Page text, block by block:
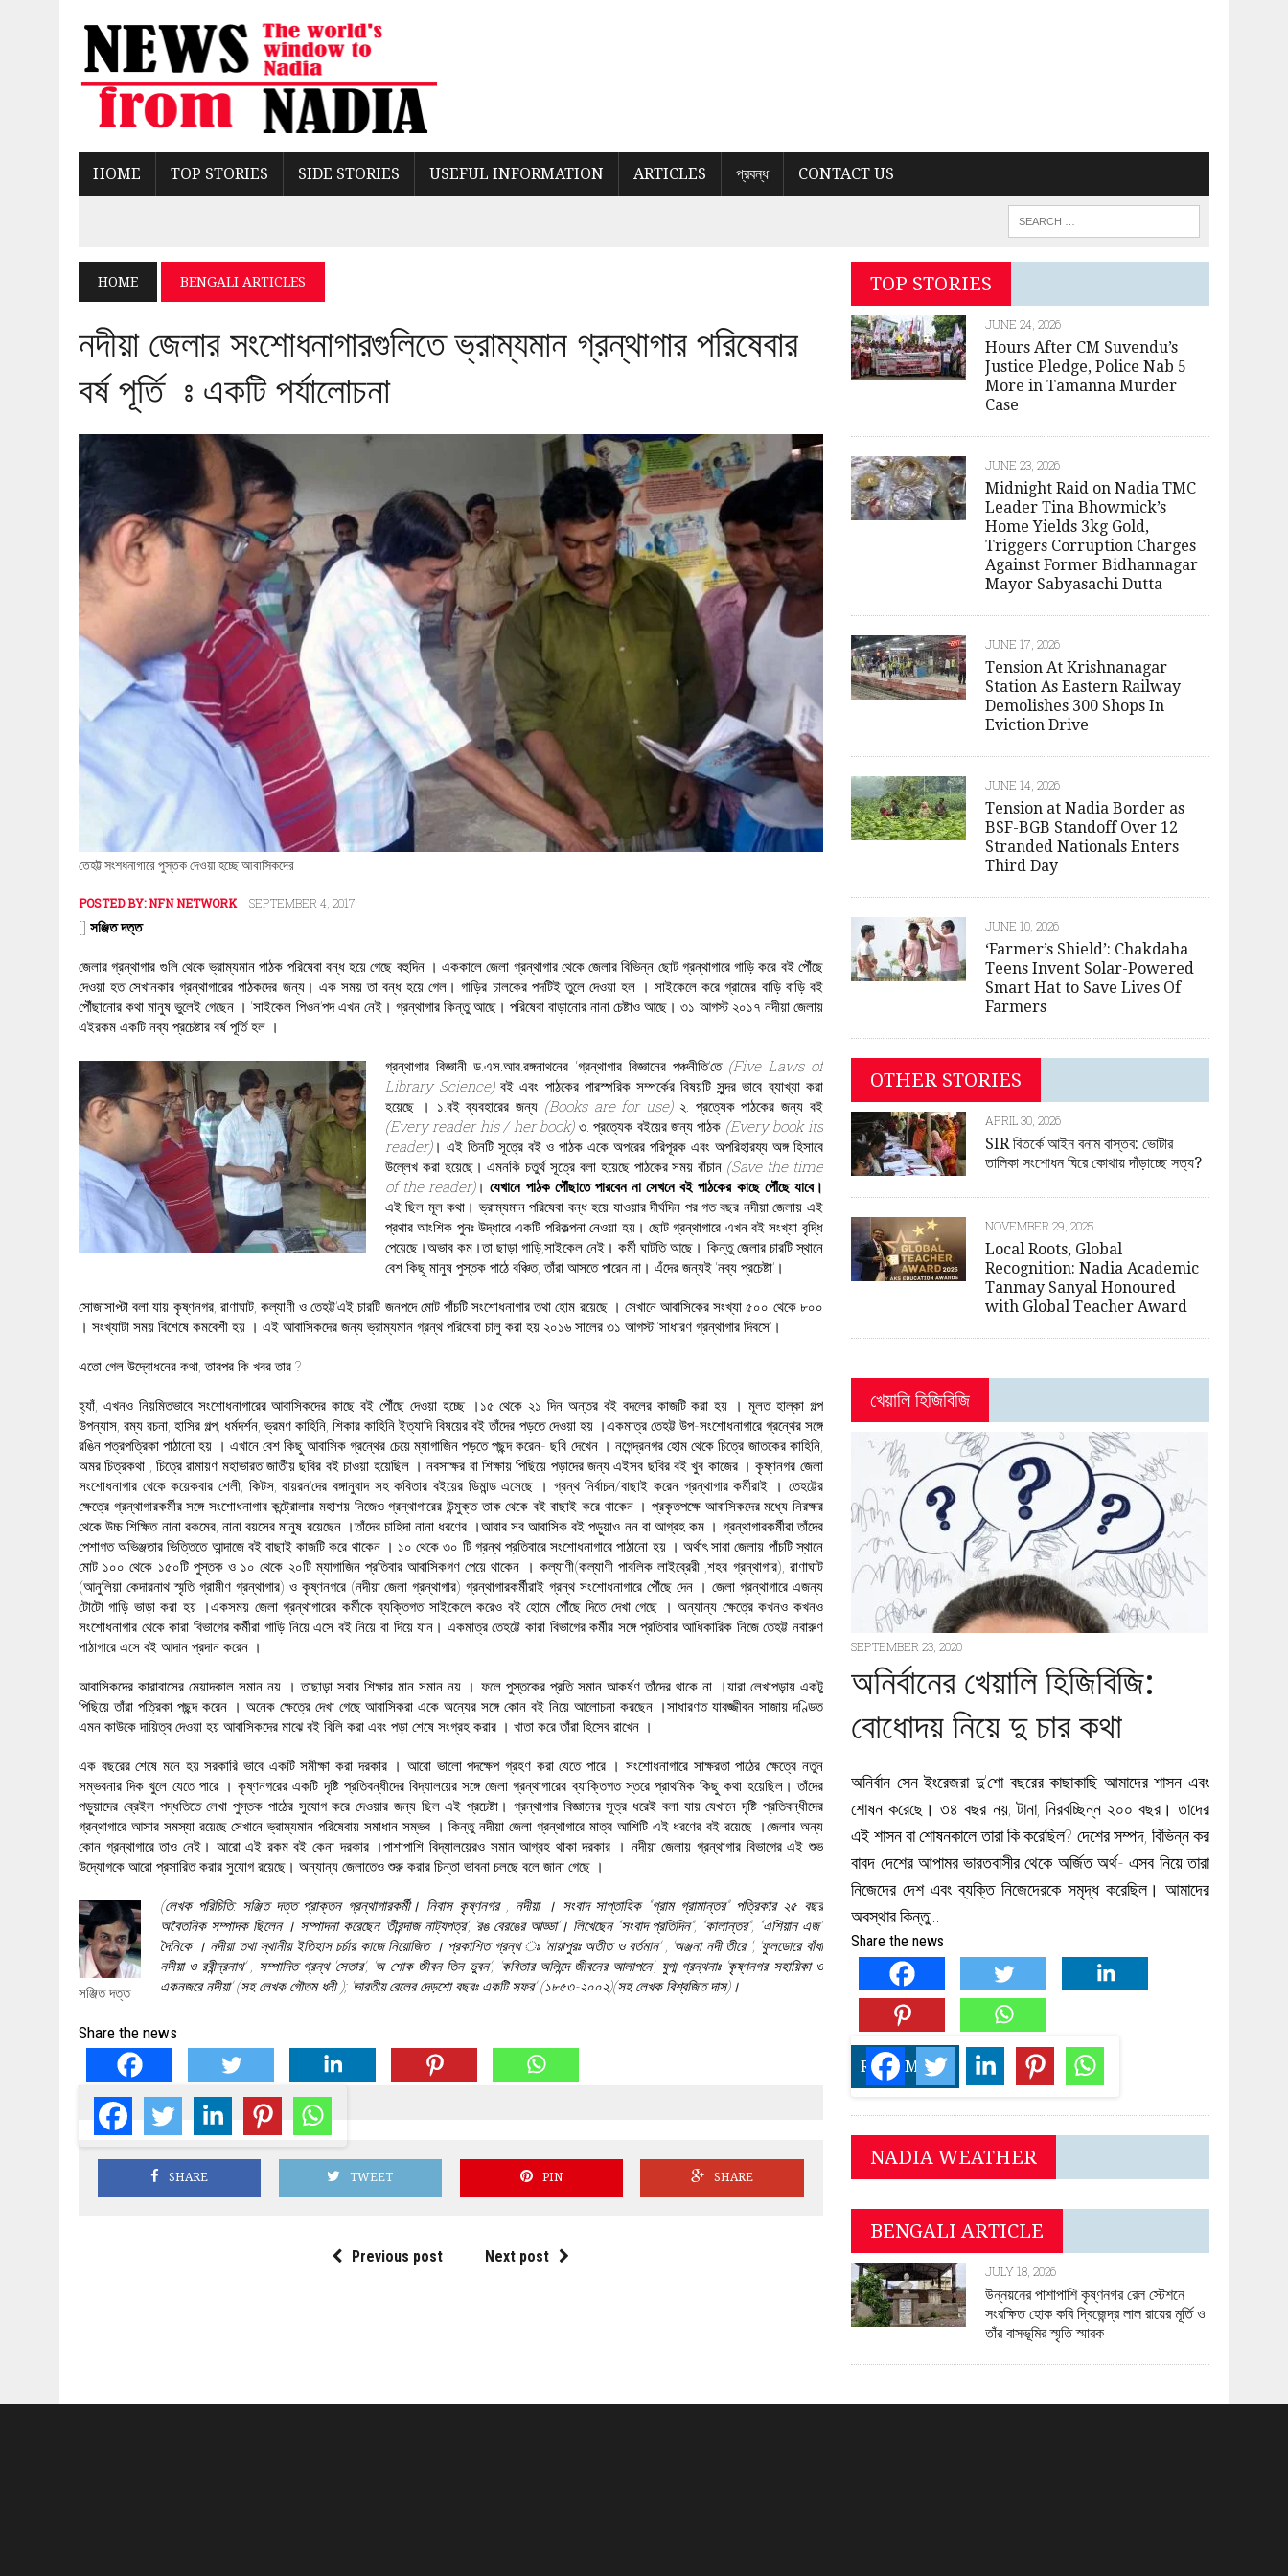
HOME TOP STORIES SIDE STORIES USEFUL INFORMATION ARTICLES প্রবন্ধ CONTACT US
HOME BENGALI ARTICLES
নদীয়া জেলার সংশোধনাগারগুলিতে ভ্রাম্যমান গ্রন্থাগার পরিষেবার
বর্ষ পূর্তি ঃ একটি পর্যালোচনা
তেহট্ট সংশধনাগারে পুস্তক দেওয়া হচ্ছে আবাসিকদের
POSTED BY:NFN NETWORK SEPTEMBER 4, 2017
[] সঞ্জিত দত্ত
জেলার গ্রন্থাগার গুলি থেকে ভ্রাম্যমান পাঠক পরিষেবা বন্ধ হয়ে গেছে বহুদিন । এককালে জেলা গ্রন্থাগার থেকে জেলার বিভিন্ন ছোট গ্রন্থাগারে গাড়ি করে বই পৌঁছে
দেওয়া হত সেখানকার গ্রন্থাগারের পাঠকদের জন্য। এক সময় তা বন্ধ হয়ে গেল। গাড়ির চালকের পদটিই তুলে দেওয়া হল । সাইকেলে করে গ্রামের বাড়ি বাড়ি বই
পৌঁছানোর কথা মানুষ ভুলেই গেছেন । ‘সাইকেল পিওন’পদ এখন নেই। গ্রন্থাগার কিন্তু আছে। পরিষেবা বাড়ানোর নানা চেষ্টাও আছে। ৩১ আগস্ট ২০১৭ নদীয়া জেলায়
এইরকম একটি নব্য প্রচেষ্টার বর্ষ পূর্তি হল ।
গ্রন্থাগার বিজ্ঞানী ড.এস.আর.রঙ্গনাথনের ‘গ্রন্থাগার বিজ্ঞানের পঞ্চনীতি’তে (Five Laws of
Library Science)বই এবং পাঠকের পারস্পরিক সম্পর্কের বিষয়টি সুন্দর ভাবে ব্যাখ্যা করা
হয়েছে । ১.বই ব্যবহারের জন্য (Books are for use)২. প্রত্যেক পাঠকের জন্য বই
(Every reader his / her book)৩. প্রত্যেক বইয়ের জন্য পাঠক (Every book its
reader)। এই তিনটি সূত্রে বই ও পাঠক একে অপরের পরিপূরক এবং অপরিহারয্য অঙ্গ হিসাবে
উল্লেখ করা হয়েছে। এমনকি চতুর্থ সূত্রে বলা হয়েছে পাঠকের সময় বাঁচান (Save the time
of the reader)।যেখানে পাঠক পৌঁছাতে পারবেন না সেখনে বই পাঠকের কাছে পৌঁছে যাবে।
এই ছিল মূল কথা। ভ্রাম্যমান পরিষেবা বন্ধ হয়ে যাওয়ার দীর্ঘদিন পর গত বছর নদীয়া জেলায় এই
প্রথার আংশিক পুনঃ উদ্ধারে একটি পরিকল্পনা নেওয়া হয়। ছোট গ্রন্থাগারে এখন বই সংখ্যা বৃদ্ধি
পেয়েছে।অভাব কম।তা ছাড়া গাড়ি,সাইকেল নেই। কর্মী ঘাটতি আছে। কিন্তু জেলার চারটি স্থানে
বেশ কিছু মানুষ পুস্তক পাঠে বঞ্চিত, তাঁরা আসতে পারেন না। এঁদের জন্যই ‘নব্য প্রচেষ্টা’।
সোজাসাপ্টা বলা যায় কৃষ্ণনগর, রাণাঘাট, কল্যাণী ও তেহট্ট’এই চারটি জনপদে মোট পাঁচটি সংশোধনাগার তথা হোম রয়েছে । সেখানে আবাসিকের সংখ্যা ৫০০ থেকে ৮০০
। সংখ্যাটা সময় বিশেষে কমবেশী হয় । এই আবাসিকদের জন্য ভ্রাম্যমান গ্রন্থ পরিষেবা চালু করা হয় ২০১৬ সালের ৩১ আগস্ট ‘সাধারণ গ্রন্থাগার দিবসে’।
এতো গেল উদ্বোধনের কথা, তারপর কি খবর তার ?
হ্যাঁ, এখনও নিয়মিতভাবে সংশোধনাগারের আবাসিকদের কাছে বই পৌঁছে দেওয়া হচ্ছে ।১৫ থেকে ২১ দিন অন্তর বই বদলের কাজটি করা হয় । মূলত হাল্কা গল্প
উপন্যাস, রম্য রচনা, হাসির গল্প, ধর্মদর্শন, ভ্রমণ কাহিনি, শিকার কাহিনি ইত্যাদি বিষয়ের বই তাঁদের পড়তে দেওয়া হয় ।একমাত্র তেহট্ট উপ-সংশোধনাগারে গ্রন্থের সঙ্গে
রঙিন পত্রপত্রিকা পাঠানো হয় । এখানে বেশ কিছু আবাসিক গ্রন্থের চেয়ে ম্যাগাজিন পড়তে পছন্দ করেন- ছবি দেখেন । নগেন্দ্রনগর হোম থেকে চিত্রে জাতকের কাহিনি,
অমর চিত্রকথা , চিত্রে রামায়ণ মহাভারত জাতীয় ছবির বই চাওয়া হয়েছিল । নবসাক্ষর বা শিক্ষায় পিছিয়ে পড়াদের জন্য এইসব ছবির বই খুব কাজের । কৃষ্ণনগর জেলা
সংশোধনাগার থেকে কয়েকবার শেলী, কিটস, বায়রন’দের বঙ্গানুবাদ সহ কবিতার বইয়ের ডিমান্ড এসেছে । গ্রন্থ নির্বাচন/বাছাই করেন গ্রন্থাগার কর্মীরাই । তেহট্টের
ক্ষেত্রে গ্রন্থাগারকর্মীর সঙ্গে সংশোধনাগার কন্ট্রোলার মহাশয় নিজেও গ্রন্থাগারের উন্মুক্ত তাক থেকে বই বাছাই করে থাকেন । প্রকৃতপক্ষে আবাসিকদের মধ্যে নিরক্ষর
থেকে উচ্চ শিক্ষিত নানা রকমের, নানা বয়সের মানুষ রয়েছেন ।তাঁদের চাহিদা নানা ধরণের ।আবার সব আবাসিক বই পড়ুয়াও নন বা আগ্রহ কম । গ্রন্থাগারকর্মীরা তাঁদের
পেশাগত অভিঞ্জতার ভিত্তিতে আন্দাজে বই বাছাই কাজটি করে থাকেন । ১০ থেকে ৩০ টি গ্রন্থ প্রতিবারে সংশোধনাগারে পাঠানো হয় । অর্থাৎ সারা জেলায় পাঁচটি স্থানে
মোট ১০০ থেকে ১৫০টি পুস্তক ও ১০ থেকে ২০টি ম্যাগাজিন প্রতিবার আবাসিকগণ পেয়ে থাকেন । কল্যাণী(কল্যাণী পাবলিক লাইব্রেরী ,শহর গ্রন্থাগার), রাণাঘাট
(আনুলিয়া কেদারনাথ স্মৃতি গ্রামীণ গ্রন্থাগার) ও কৃষ্ণনগরে (নদীয়া জেলা গ্রন্থাগার) গ্রন্থাগারকর্মীরাই গ্রন্থ সংশোধনাগারে পৌঁছে দেন । জেলা গ্রন্থাগারে এজন্য
টোটো গাড়ি ভাড়া করা হয় ।একসময় জেলা গ্রন্থাগারের কর্মীকে ব্যক্তিগত সাইকেলে করেও বই হোমে পৌঁছে দিতে দেখা গেছে । অন্যান্য ক্ষেত্রে কখনও কখনও
সংশোধনাগার থেকে কারা বিভাগের কর্মীরা গাড়ি নিয়ে এসে বই নিয়ে বা দিয়ে যান। একমাত্র তেহট্টে কারা বিভাগের কর্মীর সঙ্গে প্রতিবার আধিকারিক নিজে তেহট্ট নবারুণ
পাঠাগারে এসে বই আদান প্রদান করেন ।
আবাসিকদের কারাবাসের মেয়াদকাল সমান নয় । তাছাড়া সবার শিক্ষার মান সমান নয় । ফলে পুস্তকের প্রতি সমান আকর্ষণ তাঁদের থাকে না ।যারা লেখাপড়ায় একটু
পিছিয়ে তাঁরা পত্রিকা পছন্দ করেন । অনেক ক্ষেত্রে দেখা গেছে আবাসিকরা একে অন্যের সঙ্গে কোন বই নিয়ে আলোচনা করছেন ।সাধারণত যাবজ্জীবন সাজায় দণ্ডিত
এমন কাউকে দায়িত্ব দেওয়া হয় আবাসিকদের মাঝে বই বিলি করা এবং পড়া শেষে সংগ্রহ করার । খাতা করে তাঁরা হিসেব রাখেন ।
এক বছরের শেষে মনে হয় সরকারি ভাবে একটি সমীক্ষা করা দরকার । আরো ভালো পদক্ষেপ গ্রহণ করা যেতে পারে । সংশোধনাগারে সাক্ষরতা পাঠের ক্ষেত্রে নতুন
সম্ভবনার দিক খুলে যেতে পারে । কৃষ্ণনগরের একটি দৃষ্টি প্রতিবন্ধীদের বিদ্যালয়ের সঙ্গে জেলা গ্রন্থাগারের ব্যাক্তিগত স্তরে প্রাথমিক কিছু কথা হয়েছিল। তাঁদের
পড়ুয়াদের ব্রেইল পদ্ধতিতে লেখা পুস্তক পাঠের সুযোগ করে দেওয়ার জন্য ছিল এই প্রচেষ্টা। গ্রন্থাগার বিজ্ঞানের সূত্র ধরেই বলা যায় যেখানে দৃষ্টি প্রতিবন্ধীদের
গ্রন্থাগারে আসার সমস্যা রয়েছে সেখানে ভ্রাম্যমান পরিষেবায় সমাধান সম্ভব । কিন্তু নদীয়া জেলা গ্রন্থাগারে মাত্র আশিটি এই ধরণের বই রয়েছে ।জেলার অন্য
কোন গ্রন্থাগারে তাও নেই। আরো এই রকম বই কেনা দরকার ।পাশাপাশি বিদ্যালয়েরও সমান আগ্রহ থাকা দরকার । নদীয়া জেলায় গ্রন্থাগার বিভাগের এই শুভ
উদ্যোগকে আরো প্রসারিত করার সুযোগ রয়েছে। অন্যান্য জেলাতেও শুরু করার চিন্তা ভাবনা চলছে বলে জানা গেছে ।
সঞ্জিত দত্ত
(লেখক পরিচিতি: সঞ্জিত দত্ত প্রাক্তন গ্রন্থাগারকর্মী। নিবাস কৃষ্ণনগর , নদীয়া । সংবাদ সাপ্তাহিক “গ্রাম গ্রামান্তর” পত্রিকার ২৫ বছর
অবৈতনিক সম্পাদক ছিলেন । সম্পাদনা করেছেন ‘তীরন্দাজ নাট্যপত্র’, ‘রঙ বেরঙের আড্ডা’। লিখেছেন “সংবাদ প্রতিদিন”, “কালান্তর”, “এশিয়ান এজ”
দৈনিকে । নদীয়া তথা স্থানীয় ইতিহাস চর্চার কাজে নিয়োজিত । প্রকাশিত গ্রন্থ ঃ ‘মায়াপুরঃ অতীত ও বর্তমান’ , ‘অঞ্জনা নদী তীরে ‘, ‘ফুলডোরে বাঁধা
নদীয়া ও রবীন্দ্রনাথ’ , সম্পাদিত গ্রন্থ ‘সেতার’, ‘অ-শোক জীবন তিন ভুবন’, ‘কবিতার অলিন্দে জীবনের আলাপনে’, যুগ্ম গ্রন্থনাঃ ‘কৃষ্ণনগর সহায়িকা ও
একনজরে নদীয়া’ (সহ লেখক গৌতম ধনী ); ‘ভারতীয় রেলের দেড়শো বছরঃ একটি সফর’ (১৮৫৩-২০০২)(সহ লেখক বিশ্বজিত দাস)।
Share the news
SHARE TWEET PIN SHARE
Previous post Next post
TOP STORIES
JUNE 24, 2026
Hours After CM Suvendu’s
Justice Pledge, Police Nab 5
More in Tamanna Murder
Case
JUNE 23, 2026
Midnight Raid on Nadia TMC
Leader Tina Bhowmick’s
Home Yields 3kg Gold,
Triggers Corruption Charges
Against Former Bidhannagar
Mayor Sabyasachi Dutta
JUNE 17, 2026
Tension At Krishnanagar
Station As Eastern Railway
Demolishes 300 Shops In
Eviction Drive
JUNE 14, 2026
Tension at Nadia Border as
BSF-BGB Standoff Over 12
Stranded Nationals Enters
Third Day
JUNE 10, 2026
‘Farmer’s Shield’: Chakdaha
Teens Invent Solar-Powered
Smart Hat to Save Lives Of
Farmers
OTHER STORIES
APRIL 30, 2026
SIR বিতর্কে আইন বনাম বাস্তব: ভোটার
তালিকা সংশোধন ঘিরে কোথায় দাঁড়াচ্ছে সত্য?
NOVEMBER 29, 2025
Local Roots, Global
Recognition: Nadia Academic
Tanmay Sanyal Honoured
with Global Teacher Award
খেয়ালি হিজিবিজি
SEPTEMBER 23, 2020
অনির্বানের খেয়ালি হিজিবিজি:
বোধোদয় নিয়ে দু চার কথা
অনির্বান সেন ইংরেজরা দু’শো বছরের কাছাকাছি আমাদের শাসন এবং
শোষন করেছে। ৩৪ বছর নয়; টানা, নিরবচ্ছিন্ন ২০০ বছর। তাদের
এই শাসন বা শোষনকালে তারা কি করেছিল? দেশের সম্পদ, বিভিন্ন কর
বাবদ দেশের আপামর ভারতবাসীর থেকে অর্জিত অর্থ- এসব নিয়ে তারা
নিজেদের দেশ এবং ব্যক্তি নিজেদেরকে সমৃদ্ধ করেছিল। আমাদের
অবস্থার কিন্তু…
Share the news
READ MORE
NADIA WEATHER
BENGALI ARTICLE
JULY 18, 2026
উন্নয়নের পাশাপাশি কৃষ্ণনগর রেল স্টেশনে
সংরক্ষিত হোক কবি দ্বিজেন্দ্র লাল রায়ের মূর্তি ও
তাঁর বাসভূমির স্মৃতি স্মারক